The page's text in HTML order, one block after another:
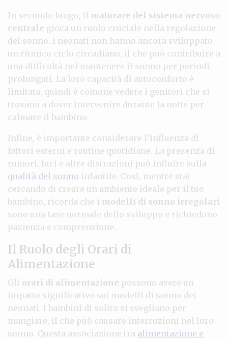
In secondo luogo, il maturare del sistema nervoso
centrale gioca un ruolo cruciale nella regolazione
del sonno. I neonati non hanno ancora sviluppato
un ritmico ciclo circadiano, il che può contribuire a
una difficoltà nel mantenere il sonno per periodi
prolungati. La loro capacità di autoconforto è
limitata, quindi è comune vedere i genitori che si
trovano a dover intervenire durante la notte per
calmare il bambino.
Infine, è importante considerare l’influenza di
fattori esterni e routine quotidiane. La presenza di
rumori, luci e altre distrazioni può influire sulla
qualità del sonno infantile. Così, mentre stai
cercando di creare un ambiente ideale per il tuo
bambino, ricorda che i modelli di sonno irregolari
sono una fase normale dello sviluppo e richiedono
pazienza e comprensione.
Il Ruolo degli Orari di
Alimentazione
Gli orari di alimentazione possono avere un
impatto significativo sui modelli di sonno dei
neonati. I bambini di solito si svegliano per
mangiare, il che può causare interruzioni nel loro
sonno. Questa associazione tra alimentazione e